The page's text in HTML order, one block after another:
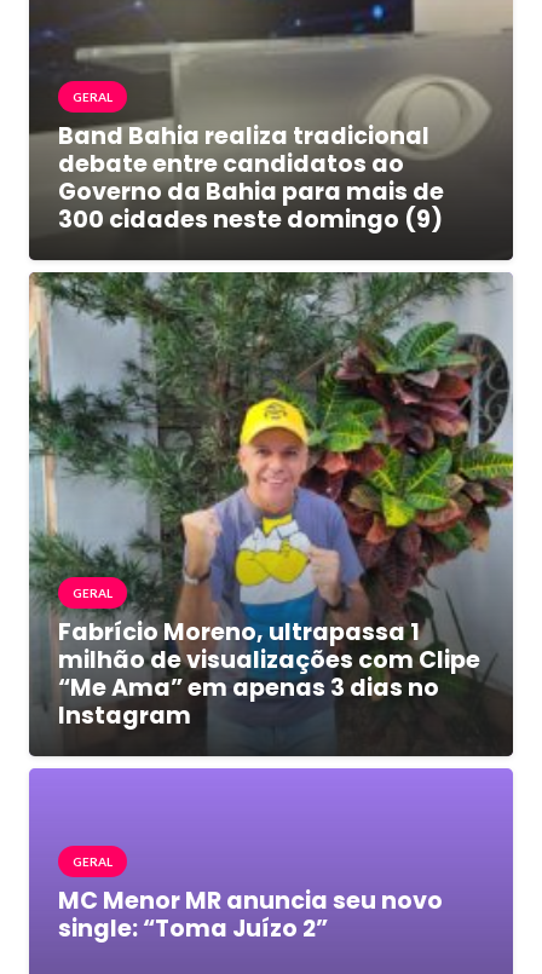
GERAL
Band Bahia realiza tradicional
debate entre candidatos ao
Governo da Bahia para mais de
300 cidades neste domingo (9)
GERAL
Fabrício Moreno, ultrapassa 1
milhão de visualizações com Clipe
“Me Ama” em apenas 3 dias no
Instagram
GERAL
MC Menor MR anuncia seu novo
single: “Toma Juízo 2”